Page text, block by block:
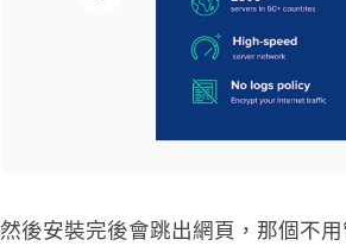
然後安裝完後會跳出網頁，那個不